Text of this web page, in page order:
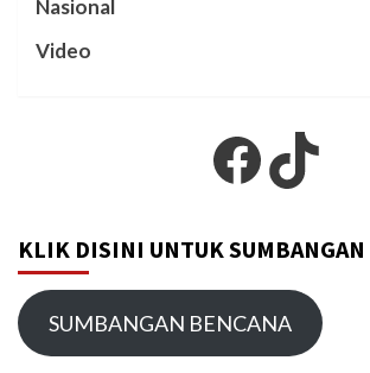
Nasional
Video
KLIK DISINI UNTUK SUMBANGAN
SUMBANGAN BENCANA